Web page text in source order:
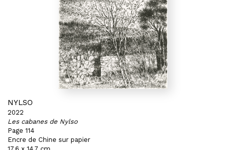
NYLSO
2022
Les cabanes de Nylso
Page 114
Encre de Chine sur papier